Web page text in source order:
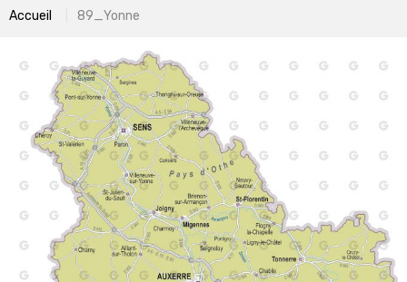
Accueil 89_Yonne